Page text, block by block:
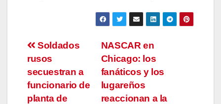
Navegación
de
entradas
NASCAR en
Chicago: los
fanáticos y los
lugareños
reaccionan a la
Soldados
rusos
secuestran a
funcionario de
planta de